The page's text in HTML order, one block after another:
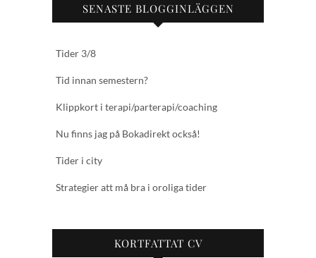
SENASTE BLOGGINLÄGGEN
Tider 3/8
Tid innan semestern?
Klippkort i terapi/parterapi/coaching
Nu finns jag på Bokadirekt också!
Tider i city
Strategier att må bra i oroliga tider
KORTFATTAT CV